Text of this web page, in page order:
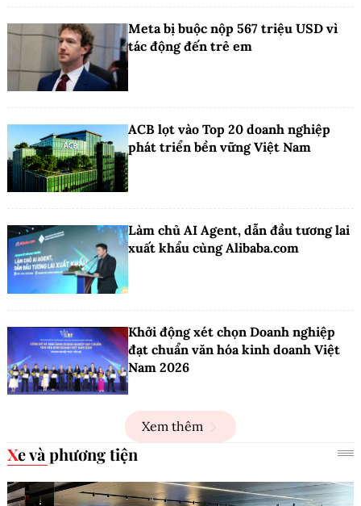
Meta bị buộc nộp 567 triệu USD vì
tác động đến trẻ em
ACB lọt vào Top 20 doanh nghiệp
phát triển bền vững Việt Nam
Làm chủ AI Agent, dẫn đầu tương lai
xuất khẩu cùng Alibaba.com
Khởi động xét chọn Doanh nghiệp
đạt chuẩn văn hóa kinh doanh Việt
Nam 2026
Xem thêm
Xe và phương tiện